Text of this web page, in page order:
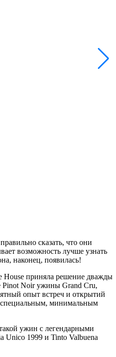
сказать, что они
возможность лучше узнать
наконец, появилась!
House приняла решение дважды
Pinot Noir ужины Grand Cru,
опыт встреч и открытий
минимальным
ужин с легендарными
Uniсo 1999 и Tinto Valbuena